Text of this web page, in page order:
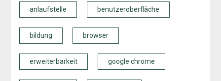
anlaufstelle benutzeroberfläche
bildung browser
erweiterbarkeit google chrome